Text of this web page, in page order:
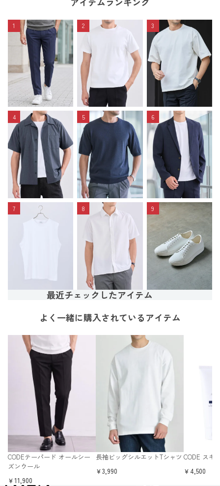
1 2 3
4 5 6
7 8 9
最近チェックしたアイテム
よく一緒に購入されているアイテム
CODEテーパード オールシー
ズンウール
￥11,900
長袖ビッグシルエットTシャツ
￥3,990
CODE スキ
￥4,500